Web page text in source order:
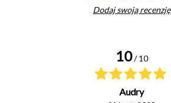
Dodaj swoją recenzję
10 / 10
Audry